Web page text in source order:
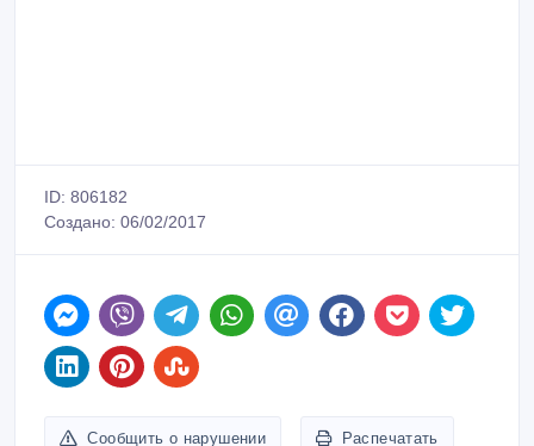
ID: 806182
Создано: 06/02/2017
Сообщить о нарушении Распечатать